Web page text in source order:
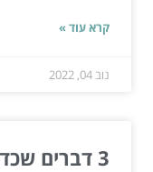
קרא עוד »
נוב 04, 2022
3 דברים